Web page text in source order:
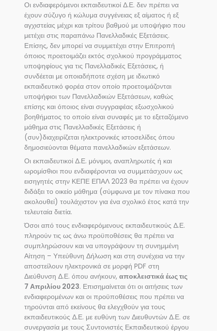
Οι ενδιαφερόμενοι εκπαιδευτικοί Δ.Ε. δεν πρέπει να
έχουν σύζυγο ή κώλυμα συγγένειας εξ αίματος ή εξ
αγχιστείας μέχρι και τρίτου βαθμού με υποψήφιο που
μετέχει στις παραπάνω Πανελλαδικές Εξετάσεις.
Επίσης, δεν μπορεί να συμμετέχει στην Επιτροπή
όποιος προετοιμάζει εκτός σχολικού προγράμματος
υποψηφίους για τις Πανελλαδικές Εξετάσεις, ή
συνδέεται με οποιαδήποτε σχέση με ιδιωτικό
εκπαιδευτικό φορέα στον οποίο προετοιμάζονται
υποψήφιοι των Πανελλαδικών Εξετάσεων, καθώς
επίσης και όποιος είναι συγγραφέας εξωσχολικού
βοηθήματος το οποίο είναι συναφές με το εξεταζόμενο
μάθημα στις Πανελλαδικές Εξετάσεις ή
(συν)διαχειρίζεται ηλεκτρονικές ιστοσελίδες όπου
δημοσιεύονται θέματα πανελλαδικών εξετάσεων.
Οι εκπαιδευτικοί Δ.Ε. μόνιμοι, αναπληρωτές ή και
ωρομίσθιοι που ενδιαφέρονται να συμμετάσχουν ως
εισηγητές στην ΚΕΠΕ ΕΠΑΛ 2023 θα πρέπει να έχουν
διδάξει το οικείο μάθημα (σύμφωνα με τον πίνακα που
ακολουθεί) τουλάχιστον για ένα σχολικό έτος κατά την
τελευταία διετία.
Όσοι από τους ενδιαφερόμενους εκπαιδευτικούς Δ.Ε.
πληρούν τις ως άνω προϋποθέσεις θα πρέπει να
συμπληρώσουν και να υπογράψουν τη συνημμένη
Αίτηση – Υπεύθυνη Δήλωση και στη συνέχεια να την
αποστείλουν ηλεκτρονικά σε μορφή PDF στη
Διεύθυνση Δ.Ε. όπου ανήκουν, αποκλειστικά έως τις
7 Απριλίου 2023. Επισημαίνεται ότι οι αιτήσεις των
ενδιαφερομένων και οι προϋποθέσεις που πρέπει να
τηρούνται από εκείνους θα ελεγχθούν για τους
εκπαιδευτικούς Δ.Ε. με ευθύνη των Διευθυντών Δ.Ε. σε
συνεργασία με τους Συντονιστές Εκπαιδευτικού έργου